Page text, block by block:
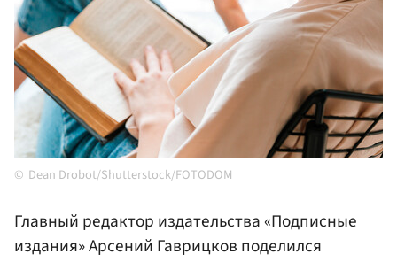
Dean Drobot/Shutterstock/FOTODOM
Главный редактор издательства «Подписные
издания» Арсений Гаврицков поделился